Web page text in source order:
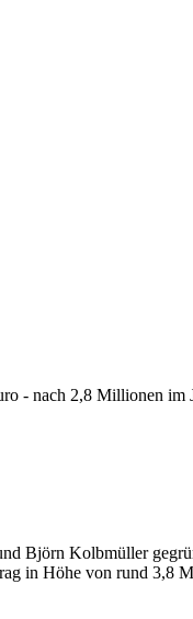
- nach 2,8 Millionen im
Björn Kolbmüller
in Höhe von rund